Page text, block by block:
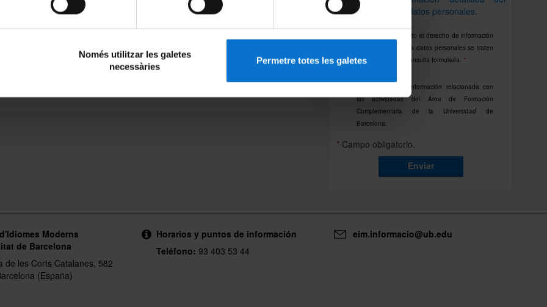
Només utilitzar les galetes
necessàries
Permetre totes les galetes
EVALUACIÓN
tratamiento de los datos personales.
Declaro que he leído el derecho de información
y consiento que mis datos personales se traten
para gestionar la consulta formulada. *
Consiento recibir información relacionada con
las actividades del Área de Formación
Complementaria de la Universidad de
Barcelona.
* Campo obligatorio.
Enviar
Moderns
de Barcelona
de les Corts Catalanes, 582
(España)
Horarios y puntos de información
Teléfono: 93 403 53 44
eim.informacio@ub.edu